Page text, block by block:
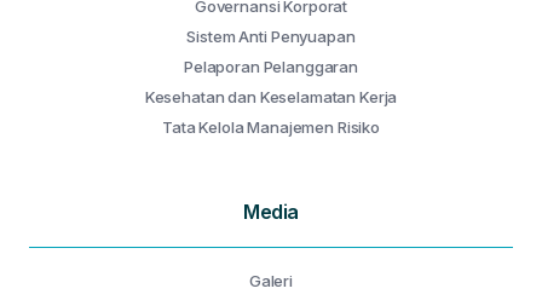
Governansi Korporat
Sistem Anti Penyuapan
Pelaporan Pelanggaran
Kesehatan dan Keselamatan Kerja
Tata Kelola Manajemen Risiko
Media
Galeri